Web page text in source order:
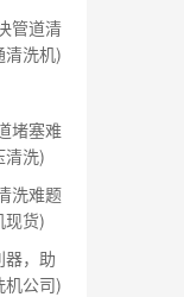
管道清
清洗机)
堵塞难
清洗)
洗难题
现货)
器，助
机公司)